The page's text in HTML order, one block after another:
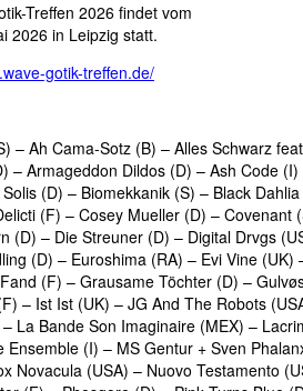
Treffen 2026 findet vom
2026 in Leipzig statt.
gotik-treffen.de/
Ah Cama-Sotz (B) – Alles Schwarz
Armageddon Dildos (D) – Ash Code
(D) – Biomekkanik (S) – Black
(F) – Cosey Mueller (D) –
– Die Streuner (D) – Digital Drvgs
(D) – Euroshima (RA) – Evi Vine
(F) – Grausame Töchter (D) –
Ist Ist (UK) – JG And The Robots
Bande Son Imaginaire (MEX) –
(I) – MS Gentur + Sven
(USA) – Nuovo Testamento